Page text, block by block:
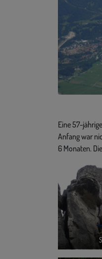
Eine 57-
Anfang war
6 Monaten.